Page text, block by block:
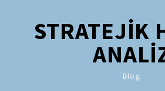
STRATEJİK
Blog